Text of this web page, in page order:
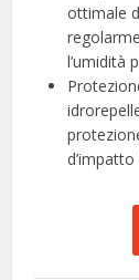
ottimale
l’umidità